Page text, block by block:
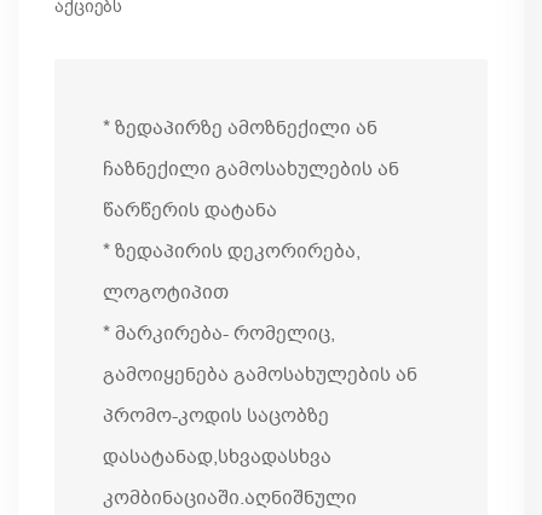
აქციებს
* ზედაპირზე ამოზნექილი ან
ჩაზნექილი გამოსახულების ან
წარწერის დატანა
* ზედაპირის დეკორირება,
ლოგოტიპით
* მარკირება- რომელიც,
გამოიყენება გამოსახულების ან
პრომო-კოდის საცობზე
დასატანად,სხვადასხვა
კომბინაციაში.აღნიშნული